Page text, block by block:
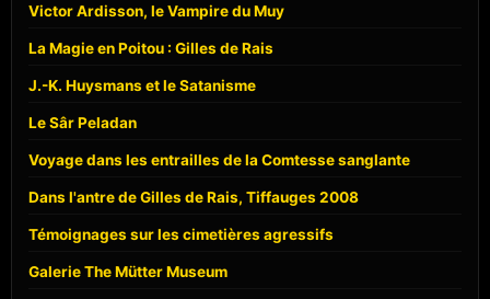
Victor Ardisson, le Vampire du Muy
La Magie en Poitou : Gilles de Rais
J.-K. Huysmans et le Satanisme
Le Sâr Peladan
Voyage dans les entrailles de la Comtesse sanglante
Dans l'antre de Gilles de Rais, Tiffauges 2008
Témoignages sur les cimetières agressifs
Galerie The Mütter Museum